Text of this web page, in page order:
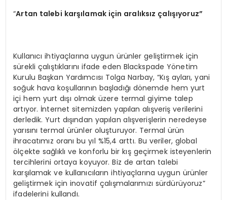
“Artan talebi karşılamak için aralıksız çalışıyoruz”
Kullanıcı ihtiyaçlarına uygun ürünler geliştirmek için
sürekli çalıştıklarını ifade eden Blackspade Yönetim
Kurulu Başkan Yardımcısı Tolga Narbay, “Kış ayları, yani
soğuk hava koşullarının başladığı dönemde hem yurt
içi hem yurt dışı olmak üzere termal giyime talep
artıyor. İnternet sitemizden yapılan alışveriş verilerini
derledik. Yurt dışından yapılan alışverişlerin neredeyse
yarısını termal ürünler oluşturuyor. Termal ürün
ihracatımız oranı bu yıl %15,4 arttı. Bu veriler, global
ölçekte sağlıklı ve konforlu bir kış geçirmek isteyenlerin
tercihlerini ortaya koyuyor. Biz de artan talebi
karşılamak ve kullanıcıların ihtiyaçlarına uygun ürünler
geliştirmek için inovatif çalışmalarımızı sürdürüyoruz”
ifadelerini kullandı.